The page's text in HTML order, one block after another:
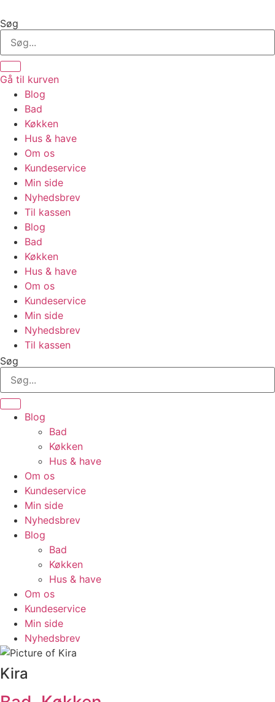
til
indhold
Søg
Gå til kurven
Blog
Bad
Køkken
Hus & have
Om os
Kundeservice
Min side
Nyhedsbrev
Til kassen
Blog
Bad
Køkken
Hus & have
Om os
Kundeservice
Min side
Nyhedsbrev
Til kassen
Søg
Blog
Bad
Køkken
Hus & have
Om os
Kundeservice
Min side
Nyhedsbrev
Blog
Bad
Køkken
Hus & have
Om os
Kundeservice
Min side
Nyhedsbrev
Kira